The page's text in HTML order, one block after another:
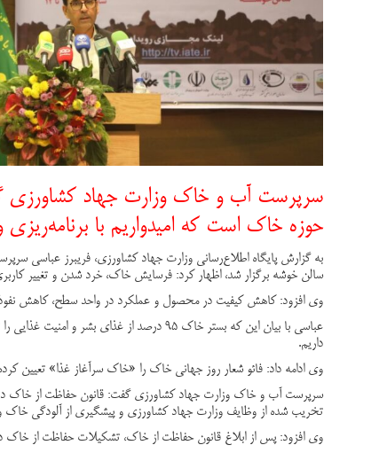
سرپرست آب و خاک وزارت جهاد کشاورزی
حوزه خاک است که امیدواریم با
به گزارش پایگاه اطلاع‌رسانی وزارت جهاد کشاورزی، فریبرز عباسی
سالن خوشه برگزار شد، اظهار کرد: فرسایش خاک، خرد شدن و تغییر
وی افزود: کاهش کیفیت در محصول و عملکرد در واحد سطح، کاهش
داریم.
وی ادامه داد: فائو شعار روز جهانی خاک را «خاک سرآغاز غذا»
تخریب شده از وظایف وزارت جهاد کشاورزی و پیشگیری از آلودگی
وی افزود: پس از ابلاغ قانون حفاظت از خاک، تشکیلات حفاظت از